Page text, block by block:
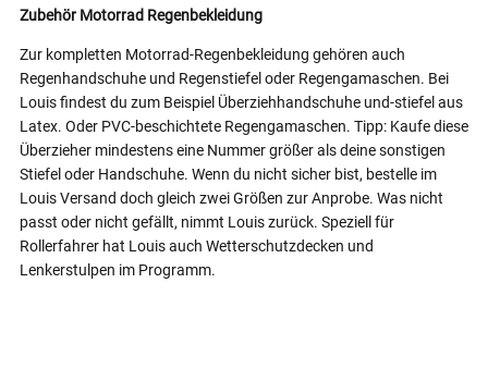
Zubehör Motorrad Regenbekleidung
Zur kompletten Motorrad-Regenbekleidung gehören auch
Regenhandschuhe und Regenstiefel oder Regengamaschen. Bei
Louis findest du zum Beispiel Überziehhandschuhe und-stiefel aus
Latex. Oder PVC-beschichtete Regengamaschen. Tipp: Kaufe diese
Überzieher mindestens eine Nummer größer als deine sonstigen
Stiefel oder Handschuhe. Wenn du nicht sicher bist, bestelle im
Louis Versand doch gleich zwei Größen zur Anprobe. Was nicht
passt oder nicht gefällt, nimmt Louis zurück. Speziell für
Rollerfahrer hat Louis auch Wetterschutzdecken und
Lenkerstulpen im Programm.